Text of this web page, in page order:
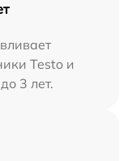
Testo и
3 лет.